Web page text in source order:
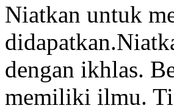
Niatkan untuk
dengan ikhlas.
memiliki ilmu.